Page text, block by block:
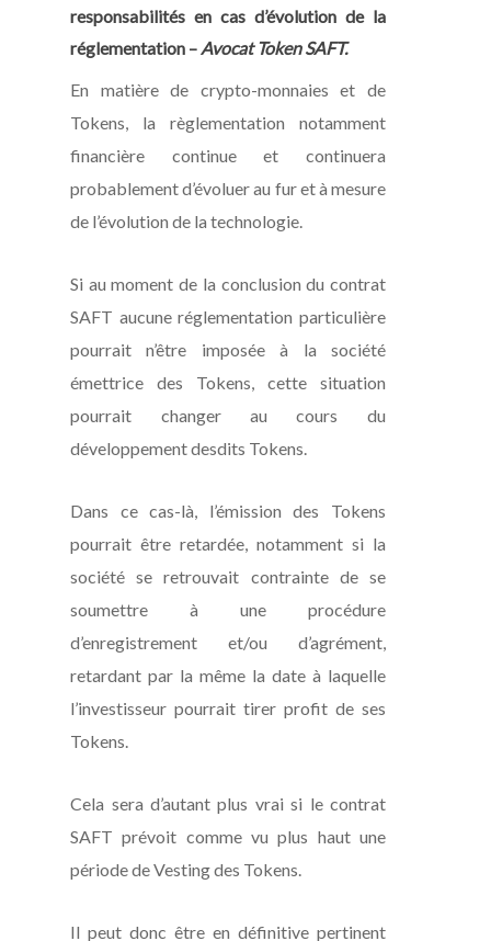
responsabilités en cas d’évolution de la
réglementation –Avocat Token SAFT.
En matière de crypto-monnaies et de
Tokens, la règlementation notamment
financière continue et continuera
probablement d’évoluer au fur et à mesure
de l’évolution de la technologie.
Si au moment de la conclusion du contrat
SAFT aucune réglementation particulière
pourrait n’être imposée à la société
émettrice des Tokens, cette situation
pourrait changer au cours du
développement desdits Tokens.
Dans ce cas-là, l’émission des Tokens
pourrait être retardée, notamment si la
société se retrouvait contrainte de se
soumettre à une procédure
d’enregistrement et/ou d’agrément,
retardant par la même la date à laquelle
l’investisseur pourrait tirer profit de ses
Tokens.
Cela sera d’autant plus vrai si le contrat
SAFT prévoit comme vu plus haut une
période deVestingdes Tokens.
Il peut donc être en définitive pertinent